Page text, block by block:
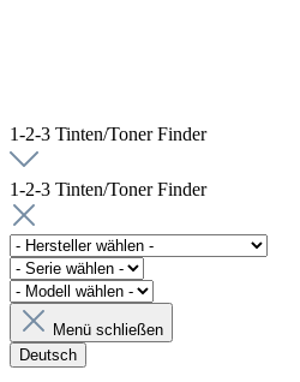
1-2-3 Tinten/Toner Finder
1-2-3 Tinten/Toner Finder
Menü schließen
Deutsch